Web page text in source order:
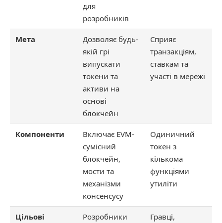
для
розробників
Мета
Дозволяє будь-
якій грі
випускати
токени та
активи на
основі
блокчейн
Сприяє
транзакціям,
ставкам та
участі в мережі
Компоненти
Включає EVM-
сумісний
блокчейн,
мости та
механізми
консенсусу
Одиничний
токен з
кількома
функціями
утиліти
Цільові
Розробники
Гравці,